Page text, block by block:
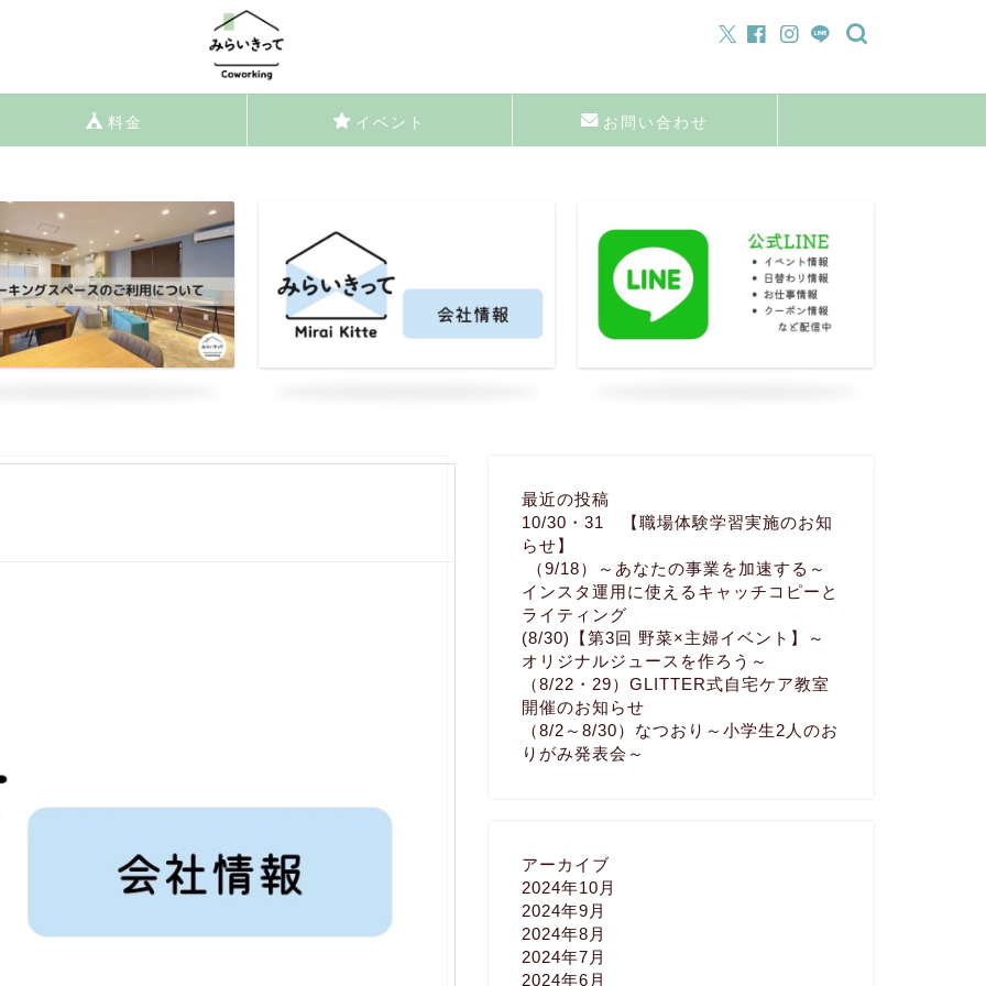
料金 イベント お問い合わせ
最近の投稿
10/30・31 【職場体験学習実施のお知
らせ】
（9/18）～あなたの事業を加速する～
インスタ運用に使えるキャッチコピーと
ライティング
(8/30)【第3回 野菜×主婦イベント】～
オリジナルジュースを作ろう～
（8/22・29）GLITTER式自宅ケア教室
開催のお知らせ
（8/2～8/30）なつおり～小学生2人のお
りがみ発表会～
アーカイブ
2024年10月
2024年9月
2024年8月
2024年7月
2024年6月